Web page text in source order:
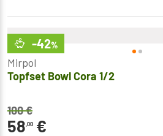
-42%
Mirpol
Topfset Bowl Cora 1/2
100€
58,00 €